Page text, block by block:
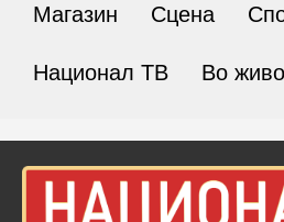
Магазин Сцена
Национал ТВ Во живо